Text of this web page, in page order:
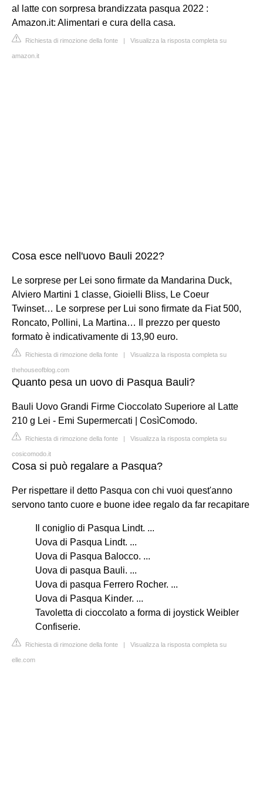
al latte con sorpresa brandizzata pasqua 2022 :
Amazon.it: Alimentari e cura della casa.
Richiesta di rimozione della fonte | Visualizza la risposta completa su
amazon.it
Cosa esce nell'uovo Bauli 2022?
Le sorprese per Lei sono firmate da Mandarina Duck,
Alviero Martini 1 classe, Gioielli Bliss, Le Coeur
Twinset… Le sorprese per Lui sono firmate da Fiat 500,
Roncato, Pollini, La Martina… Il prezzo per questo
formato è indicativamente di 13,90 euro.
Richiesta di rimozione della fonte | Visualizza la risposta completa su
thehouseofblog.com
Quanto pesa un uovo di Pasqua Bauli?
Bauli Uovo Grandi Firme Cioccolato Superiore al Latte
210 g Lei - Emi Supermercati | CosìComodo.
Richiesta di rimozione della fonte | Visualizza la risposta completa su
cosicomodo.it
Cosa si può regalare a Pasqua?
Per rispettare il detto Pasqua con chi vuoi quest'anno
servono tanto cuore e buone idee regalo da far recapitare
Il coniglio di Pasqua Lindt. ...
Uova di Pasqua Lindt. ...
Uova di Pasqua Balocco. ...
Uova di pasqua Bauli. ...
Uova di pasqua Ferrero Rocher. ...
Uova di Pasqua Kinder. ...
Tavoletta di cioccolato a forma di joystick Weibler
Confiserie.
Richiesta di rimozione della fonte | Visualizza la risposta completa su
elle.com